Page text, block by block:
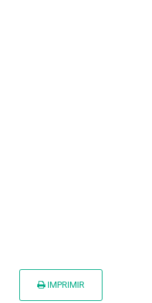
IMPRIMIR